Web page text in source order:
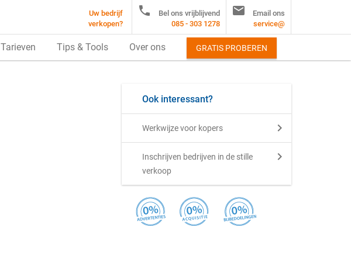
Ook interessant?
Werkwijze voor kopers
Inschrijven bedrijven in de stille
verkoop
Uw bedrijf
verkopen?

Bel ons vrijblijvend
085 - 303 1278

Email ons
service@
Tarieven Tips & Tools Over ons GRATIS PROBEREN